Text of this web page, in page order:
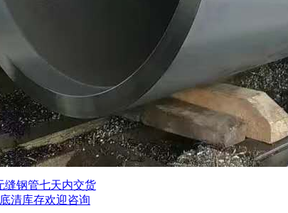
缝钢管七天内交货
清库存欢迎咨询